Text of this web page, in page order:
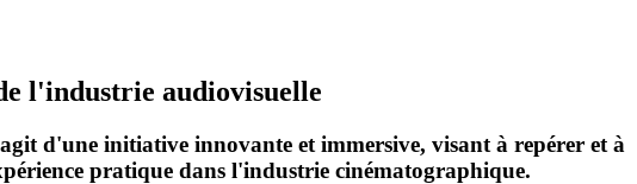
l'industrie audiovisuelle
d'une initiative innovante et immersive, visant à repérer et à
pratique dans l'industrie cinématographique.